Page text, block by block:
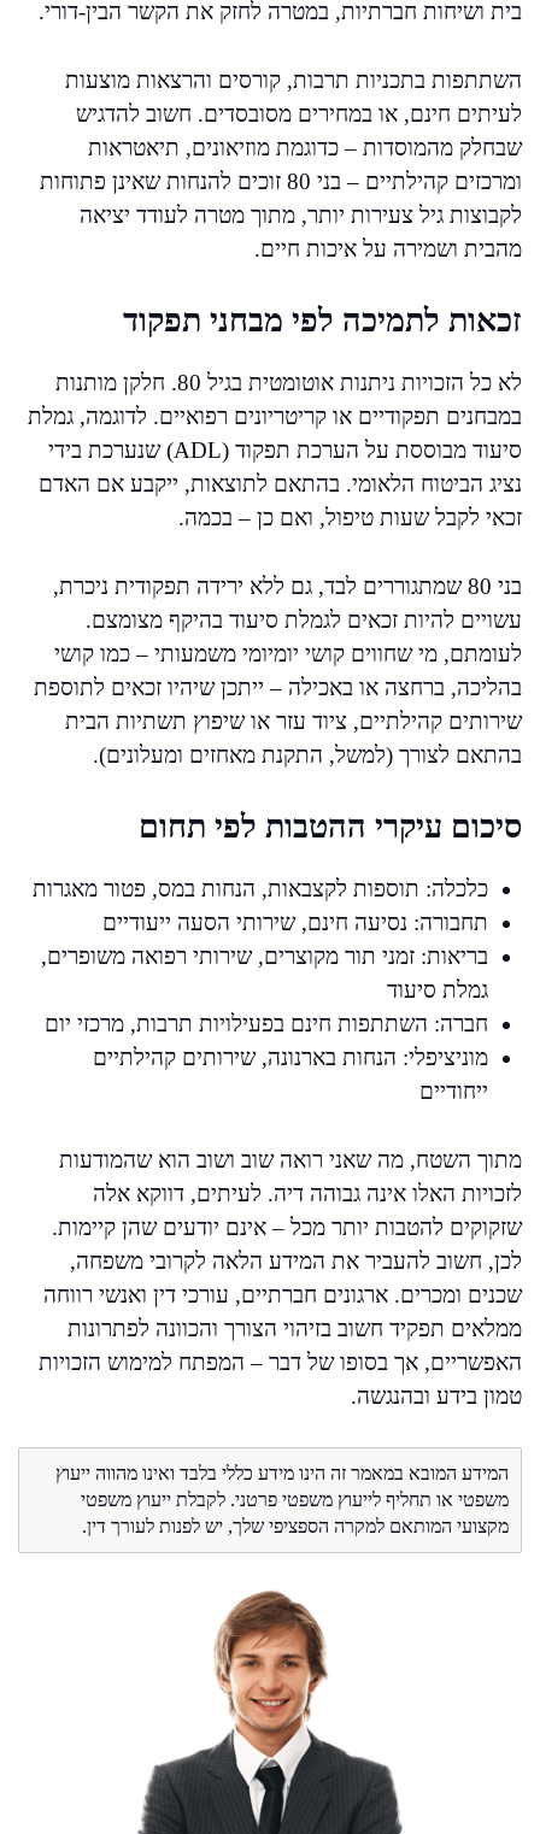
בית ושיחות חברתיות, במטרה לחזק את הקשר הבין-דורי.
השתתפות בתכניות תרבות, קורסים והרצאות מוצעות
לעיתים חינם, או במחירים מסובסדים. חשוב להדגיש
שבחלק מהמוסדות – כדוגמת מוזיאונים, תיאטראות
ומרכזים קהילתיים – בני 80 זוכים להנחות שאינן פתוחות
לקבוצות גיל צעירות יותר, מתוך מטרה לעודד יציאה
מהבית ושמירה על איכות חיים.
זכאות לתמיכה לפי מבחני תפקוד
לא כל הזכויות ניתנות אוטומטית בגיל 80. חלקן מותנות
במבחנים תפקודיים או קריטריונים רפואיים. לדוגמה, גמלת
סיעוד מבוססת על הערכת תפקוד (ADL) שנערכת בידי
נציג הביטוח הלאומי. בהתאם לתוצאות, ייקבע אם האדם
זכאי לקבל שעות טיפול, ואם כן – בכמה.
בני 80 שמתגוררים לבד, גם ללא ירידה תפקודית ניכרת,
עשויים להיות זכאים לגמלת סיעוד בהיקף מצומצם.
לעומתם, מי שחווים קושי יומיומי משמעותי – כמו קושי
בהליכה, ברחצה או באכילה – ייתכן שיהיו זכאים לתוספת
שירותים קהילתיים, ציוד עזר או שיפוץ תשתיות הבית
בהתאם לצורך (למשל, התקנת מאחזים ומעלונים).
סיכום עיקרי ההטבות לפי תחום
כלכלה: תוספות לקצבאות, הנחות במס, פטור מאגרות
תחבורה: נסיעה חינם, שירותי הסעה ייעודיים
בריאות: זמני תור מקוצרים, שירותי רפואה משופרים,
גמלת סיעוד
חברה: השתתפות חינם בפעילויות תרבות, מרכזי יום
מוניציפלי: הנחות בארנונה, שירותים קהילתיים
ייחודיים
מתוך השטח, מה שאני רואה שוב ושוב הוא שהמודעות
לזכויות האלו אינה גבוהה דיה. לעיתים, דווקא אלה
שזקוקים להטבות יותר מכל – אינם יודעים שהן קיימות.
לכן, חשוב להעביר את המידע הלאה לקרובי משפחה,
שכנים ומכרים. ארגונים חברתיים, עורכי דין ואנשי רווחה
ממלאים תפקיד חשוב בזיהוי הצורך והכוונה לפתרונות
האפשריים, אך בסופו של דבר – המפתח למימוש הזכויות
טמון בידע ובהנגשה.
המידע המובא במאמר זה הינו מידע כללי בלבד ואינו מהווה ייעוץ
משפטי או תחליף לייעוץ משפטי פרטני. לקבלת ייעוץ משפטי
מקצועי המותאם למקרה הספציפי שלך, יש לפנות לעורך דין.